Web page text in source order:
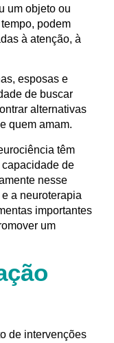
um objeto ou
podem
à atenção, à
esposas e
de buscar
alternativas
quem amam.
têm
capacidade de
nesse
a neuroterapia
importantes
um
de intervenções